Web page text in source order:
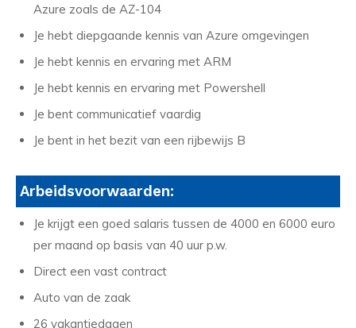
Azure zoals de AZ-104
Je hebt diepgaande kennis van Azure omgevingen
Je hebt kennis en ervaring met ARM
Je hebt kennis en ervaring met Powershell
Je bent communicatief vaardig
Je bent in het bezit van een rijbewijs B
Arbeidsvoorwaarden:
Je krijgt een goed salaris tussen de 4000 en 6000 euro
per maand op basis van 40 uur p.w.
Direct een vast contract
Auto van de zaak
26 vakantiedagen